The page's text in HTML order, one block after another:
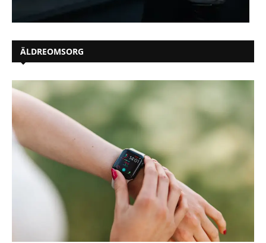
ÄLDREOMSORG